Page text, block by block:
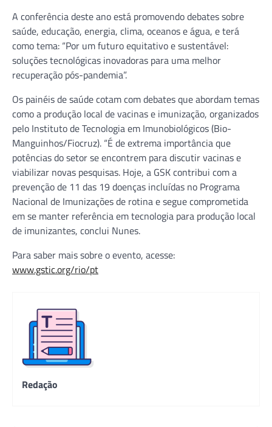
A conferência deste ano está promovendo debates sobre
saúde, educação, energia, clima, oceanos e água, e terá
como tema: “Por um futuro equitativo e sustentável:
soluções tecnológicas inovadoras para uma melhor
recuperação pós-pandemia”.
Os painéis de saúde cotam com debates que abordam temas
como a produção local de vacinas e imunização, organizados
pelo Instituto de Tecnologia em Imunobiológicos (Bio-
Manguinhos/Fiocruz). “É de extrema importância que
potências do setor se encontrem para discutir vacinas e
viabilizar novas pesquisas. Hoje, a GSK contribui com a
prevenção de 11 das 19 doenças incluídas no Programa
Nacional de Imunizações de rotina e segue comprometida
em se manter referência em tecnologia para produção local
de imunizantes, conclui Nunes.
Para saber mais sobre o evento, acesse:
www.gstic.org/rio/pt
Redação